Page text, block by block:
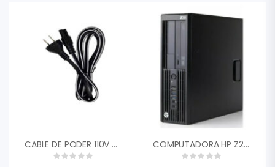
CABLE DE PODER 110V PC/MONITOR 1.20MTS COMPUTADORA HP Z230 INTEL CORE I3 – 4160 3.30GHZ 4TA GEN 4GB RAM 128GB SSD